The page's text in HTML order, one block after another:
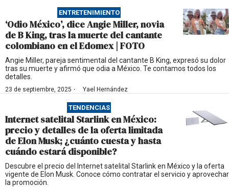
ú
s
q
u
d
a
ENTRETENIMIENTO
‘Odio México’, dice Angie Miller, novia
de B King, tras la muerte del cantante
colombiano en el Edomex | FOTO
Angie Miller, pareja sentimental del cantante B King, expresó su dolor
tras su muerte y afirmó que odia a México. Te contamos todos los
detalles.
23 de septiembre, 2025 · Yael Hernández
TENDENCIAS
Internet satelital Starlink en México:
precio y detalles de la oferta limitada
de Elon Musk; ¿cuánto cuesta y hasta
cuándo estará disponible?
Descubre el precio del Internet satelital Starlink en México y la oferta
vigente de Elon Musk. Conoce cómo contratar el servicio y aprovechar
la promoción.